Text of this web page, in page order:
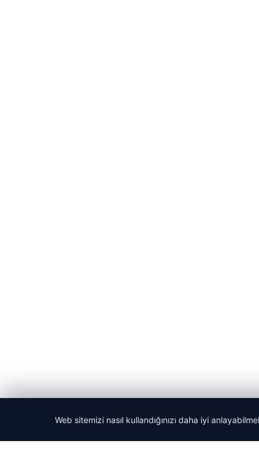
Web sitemizi nasıl kullandığınızı daha iyi